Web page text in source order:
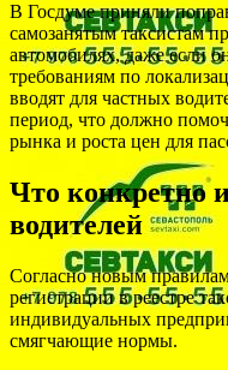
В Госдуме приняли
самозанятым таксистам
автомобилях, даже если
требованиям по
вводят для частных
период, что должно
рынка и роста цен для
Что конкретно
водителей
Согласно новым
регистрации в реестре
индивидуальных
смягчающие нормы.